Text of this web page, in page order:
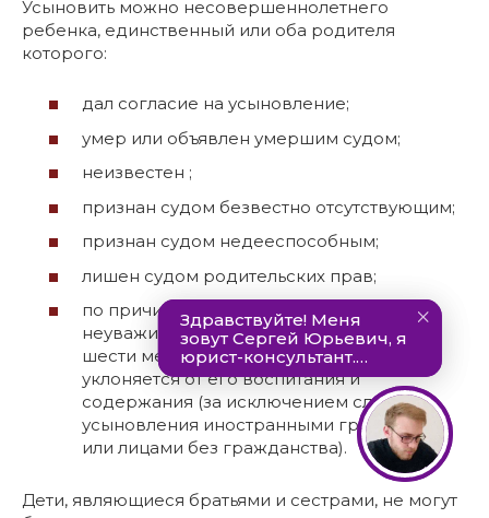
Усыновить можно несовершеннолетнего
ребенка, единственный или оба родителя
которого:
дал согласие на усыновление;
умер или объявлен умершим судом;
неизвестен ;
признан судом безвестно отсутствующим;
признан судом недееспособным;
лишен судом родительских прав;
по причинам, признанным судом
неуважительными, не проживает более
шести месяцев совместно с ребенком и
уклоняется от его воспитания и
содержания (за исключением случаев
усыновления иностранными гражданами
или лицами без гражданства).
Дети, являющиеся братьями и сестрами, не могут